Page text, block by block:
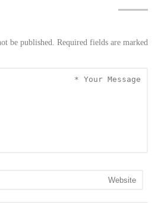
be published. Required fields are marked